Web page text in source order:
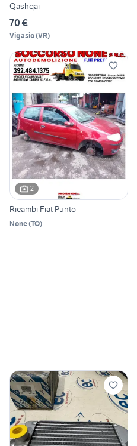
Qashqai
70 €
Vigasio(VR)
2
Ricambi Fiat Punto
None(TO)